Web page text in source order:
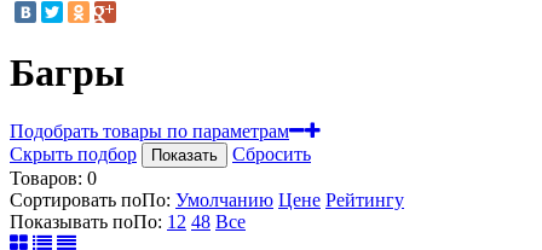
Багры
Подобрать товары по параметрам
Скрыть подбор
Показать
Сбросить
Товаров: 0
Сортировать поПо: Умолчанию Цене Рейтингу
Показывать поПо: 12 48 Все